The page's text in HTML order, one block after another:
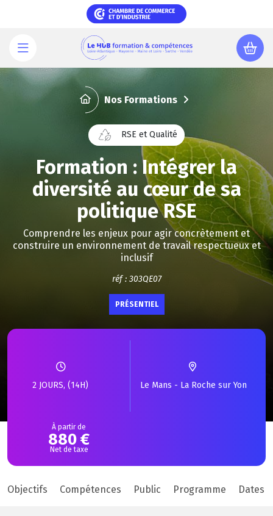
principal
Nos Formations
RSE et Qualité
Formation : Intégrer la
diversité au cœur de sa
politique RSE
Comprendre les enjeux pour agir concrètement et
construire un environnement de travail respectueux et
inclusif
réf : 303QE07
PRÉSENTIEL
2 JOURS, (14H) Le Mans - La Roche sur Yon
À partir de
880 €
Net de taxe
Objectifs Compétences Public Programme Dates